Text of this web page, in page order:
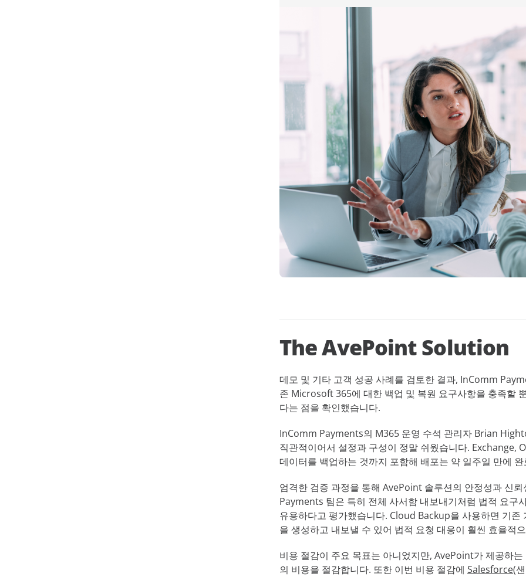
The AvePoint Solution
데모 및 기타 고객 성공 사례를 검토한 결과, InComm
존 Microsoft 365에 대한 백업 및 복원 요구사항을 충족할
다는 점을 확인했습니다.
InComm Payments의 M365 운영 수석 관리자 Brian
직관적이어서 설정과 구성이 정말 쉬웠습니다. Exchange,
데이터를 백업하는 것까지 포함해 배포는 약 일주일 만에
엄격한 검증 과정을 통해 AvePoint 솔루션의 안정성과 신
Payments 팀은 특히 전체 사서함 내보내기처럼 법적 요구
유용하다고 평가했습니다. Cloud Backup을 사용하면 기존
을 생성하고 내보낼 수 있어 법적 요청 대응이 훨씬 효율적
비용 절감이 주요 목표는 아니었지만, AvePoint가 제공하
의 비용을 절감합니다. 또한 이번 비용 절감에 Salesforce(